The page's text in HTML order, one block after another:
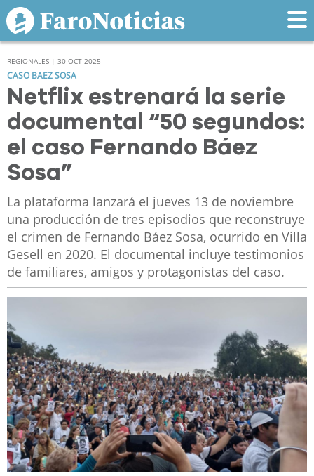
REGIONALES | 30 OCT 2025
CASO BAEZ SOSA
Netflix estrenará la serie
documental “50 segundos:
el caso Fernando Báez
Sosa”
La plataforma lanzará el jueves 13 de noviembre
una producción de tres episodios que reconstruye
el crimen de Fernando Báez Sosa, ocurrido en Villa
Gesell en 2020. El documental incluye testimonios
de familiares, amigos y protagonistas del caso.